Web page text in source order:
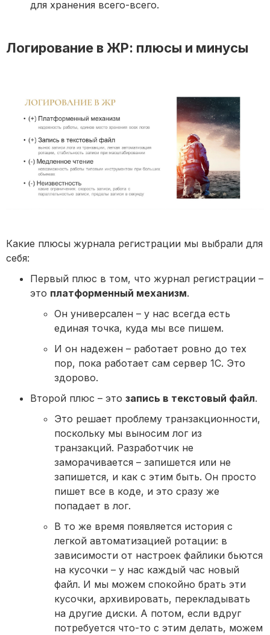
для хранения всего-всего.
Логирование в ЖР: плюсы и минусы
Какие плюсы журнала регистрации мы выбрали для
себя:
Первый плюс в том, что журнал регистрации –
это платформенный механизм.
Он универсален – у нас всегда есть
единая точка, куда мы все пишем.
И он надежен – работает ровно до тех
пор, пока работает сам сервер 1С. Это
здорово.
Второй плюс – это запись в текстовый файл.
Это решает проблему транзакционности,
поскольку мы выносим лог из
транзакций. Разработчик не
заморачивается – запишется или не
запишется, и как с этим быть. Он просто
пишет все в коде, и это сразу же
попадает в лог.
В то же время появляется история с
легкой автоматизацией ротации: в
зависимости от настроек файлики бьются
на кусочки – у нас каждый час новый
файл. И мы можем спокойно брать эти
кусочки, архивировать, перекладывать
на другие диски. А потом, если вдруг
потребуется что-то с этим делать, можем